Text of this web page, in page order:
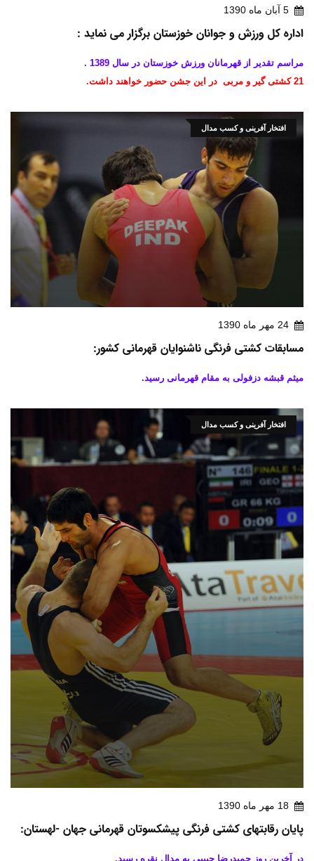
5 آبان ماه 1390
اداره کل ورزش و جوانان خوزستان برگزار می نماید :
مراسم تقدیر از قهرمانان ورزش خوزستان در سال 1389 .
21 کشتی گیر و مربی در این جشن حضور خواهند داشت.
افتخار آفرینی و کسب مدال
24 مهر ماه 1390
مسابقات کشتی فرنگی ناشنوایان قهرمانی کشور:
میثم قبشه دزفولی به مقام قهرمانی رسید.
افتخار آفرینی و کسب مدال
18 مهر ماه 1390
پایان رقابتهای کشتی فرنگی پیشکسوتان قهرمانی جهان -لهستان:
در آخرین روز حمیدرضا حبیبی به مدال نقره رسید.